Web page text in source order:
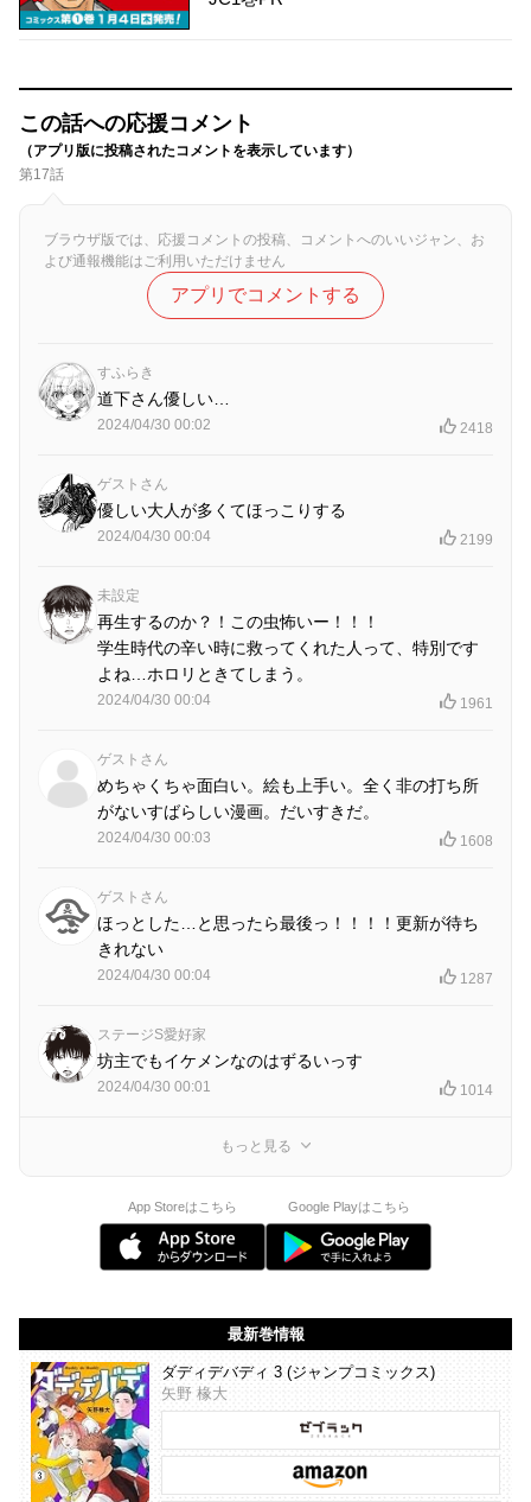
この話への応援コメント
（アプリ版に投稿されたコメントを表示しています）
第17話
ブラウザ版では、応援コメントの投稿、コメントへのいいジャン、お
よび通報機能はご利用いただけません
アプリでコメントする
すふらき
道下さん優しい…
2024/04/30 00:02 2418
ゲストさん
優しい大人が多くてほっこりする
2024/04/30 00:04 2199
未設定
再生するのか？！この虫怖いー！！！
学生時代の辛い時に救ってくれた人って、特別です
よね…ホロリときてしまう。
2024/04/30 00:04 1961
ゲストさん
めちゃくちゃ面白い。絵も上手い。全く非の打ち所
がないすばらしい漫画。だいすきだ。
2024/04/30 00:03 1608
ゲストさん
ほっとした…と思ったら最後っ！！！！更新が待ち
きれない
2024/04/30 00:04 1287
ステージS愛好家
坊主でもイケメンなのはずるいっす
2024/04/30 00:01 1014
もっと見る
App Storeはこちら Google Playはこちら
最新巻情報
ダディデバディ 3 (ジャンプコミックス)
矢野 椽大